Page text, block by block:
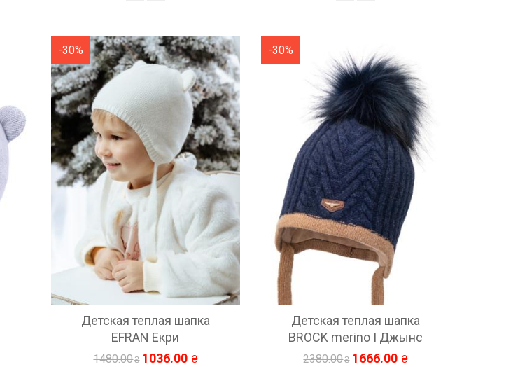
-30%
Детская теплая шапка
EFRAN Екри
1480.00 1036.00
-30%
Детская теплая шапка
BROCK merino I Джынс
2380.00 1666.00